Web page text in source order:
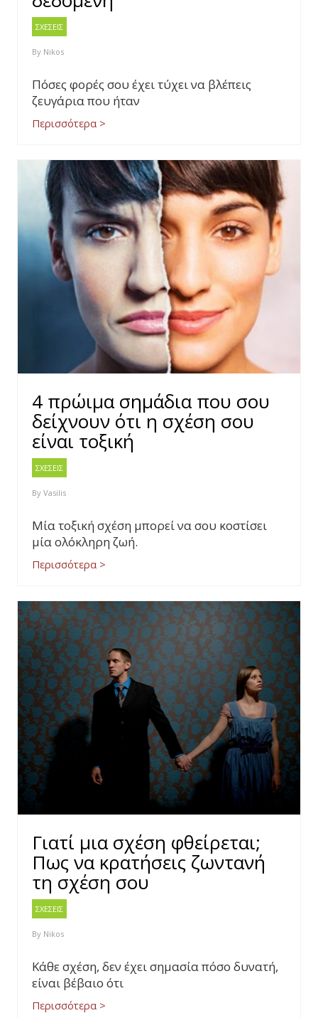
ΣΧΕΣΕΙΣ
By Nikos
Πόσες φορές σου έχει τύχει να βλέπεις
ζευγάρια που ήταν
Περισσότερα >
4 πρώιμα σημάδια που σου
δείχνουν ότι η σχέση σου
είναι τοξική
ΣΧΕΣΕΙΣ
By Vasilis
Μία τοξική σχέση μπορεί να σου κοστίσει
μία ολόκληρη ζωή.
Περισσότερα >
Γιατί μια σχέση φθείρεται;
Πως να κρατήσεις ζωντανή
τη σχέση σου
ΣΧΕΣΕΙΣ
By Nikos
Κάθε σχέση, δεν έχει σημασία πόσο δυνατή,
είναι βέβαιο ότι
Περισσότερα >